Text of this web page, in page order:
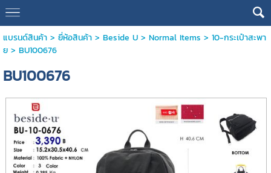
แบรนด์สินค้า> ยี่ห้อสินค้า> Beside U> Normal Items > 10-กระเป๋าสะพา
ย> BU100676
BU100676